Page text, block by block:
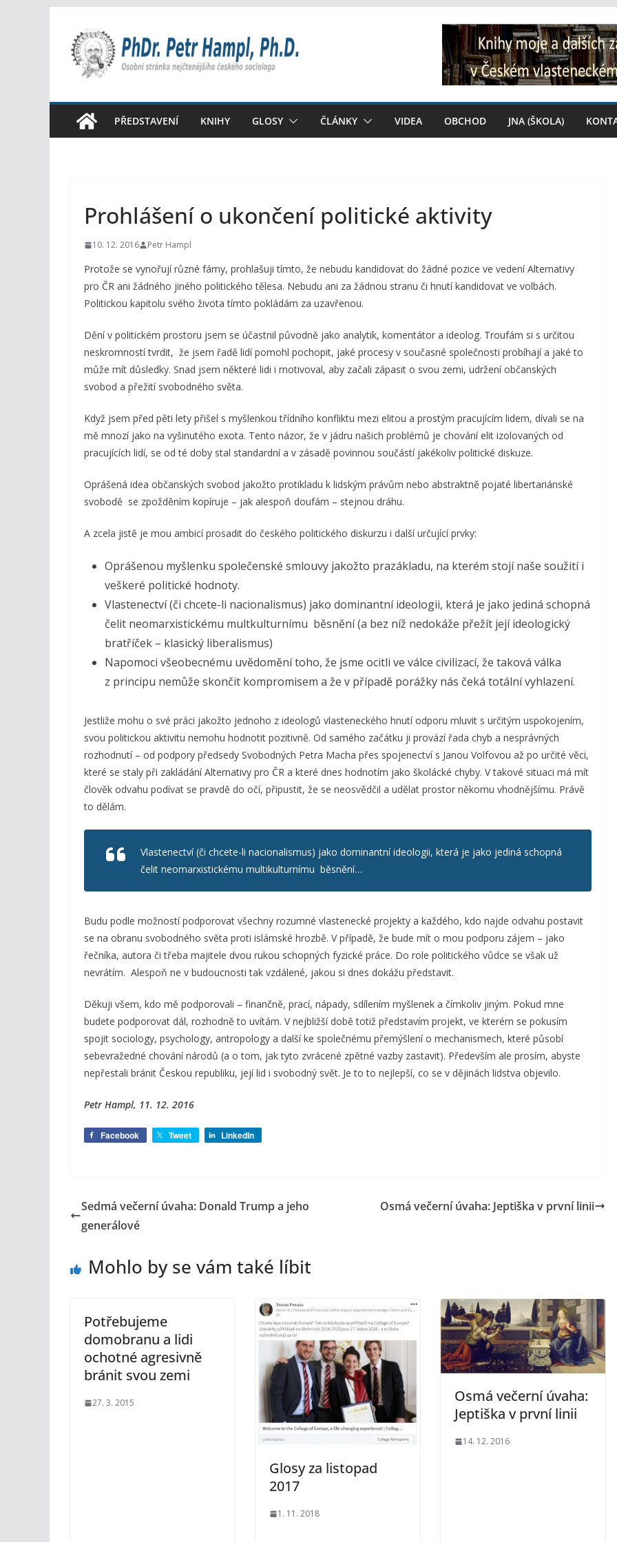
obsah
PŘEDSTAVENÍ KNIHY GLOSY ČLÁNKY VIDEA OBCHOD JNA (ŠKOLA)
Prohlášení o ukončení politické aktivity
10. 12. 2016 Petr Hampl
Protože se vynořují různé fámy, prohlašuji tímto, že nebudu kandidovat do žádné pozice ve vedení Alternativy
pro ČR ani žádného jiného politického tělesa. Nebudu ani za žádnou stranu či hnutí kandidovat ve volbách.
Politickou kapitolu svého života tímto pokládám za uzavřenou.
Dění v politickém prostoru jsem se účastnil původně jako analytik, komentátor a ideolog. Troufám si s určitou
neskromností tvrdit, že jsem řadě lidí pomohl pochopit, jaké procesy v současné společnosti probíhají a jaké to
může mít důsledky. Snad jsem některé lidi i motivoval, aby začali zápasit o svou zemi, udržení občanských
svobod a přežití svobodného světa.
Když jsem před pěti lety přišel s myšlenkou třídního konfliktu mezi elitou a prostým pracujícím lidem, dívali se na
mě mnozí jako na vyšinutého exota. Tento názor, že v jádru našich problémů je chování elit izolovaných od
pracujících lidí, se od té doby stal standardní a v zásadě povinnou součástí jakékoliv politické diskuze.
Oprášená idea občanských svobod jakožto protikladu k lidským právům nebo abstraktně pojaté libertariánské
svobodě se zpožděním kopíruje – jak alespoň doufám – stejnou dráhu.
A zcela jistě je mou ambicí prosadit do českého politického diskurzu i další určující prvky:
Oprášenou myšlenku společenské smlouvy jakožto prazákladu, na kterém stojí naše soužití i
veškeré politické hodnoty.
Vlastenectví (či chcete-li nacionalismus) jako dominantní ideologii, která je jako jediná schopná
čelit neomarxistickému multkulturnímu běsnění (a bez níž nedokáže přežít její ideologický
bratříček – klasický liberalismus)
Napomoci všeobecnému uvědomění toho, že jsme ocitli ve válce civilizací, že taková válka
z principu nemůže skončit kompromisem a že v případě porážky nás čeká totální vyhlazení.
Jestliže mohu o své práci jakožto jednoho z ideologů vlasteneckého hnutí odporu mluvit s určitým uspokojením,
svou politickou aktivitu nemohu hodnotit pozitivně. Od samého začátku ji provází řada chyb a nesprávných
rozhodnutí – od podpory předsedy Svobodných Petra Macha přes spojenectví s Janou Volfovou až po určité věci,
které se staly při zakládání Alternativy pro ČR a které dnes hodnotím jako školácké chyby. V takové situaci má mít
člověk odvahu podívat se pravdě do očí, připustit, že se neosvědčil a udělat prostor někomu vhodnějšímu. Právě
to dělám.
Vlastenectví (či chcete-li nacionalismus) jako dominantní ideologii, která je jako jediná schopná
čelit neomarxistickému multikulturnímu běsnění…
Budu podle možností podporovat všechny rozumné vlastenecké projekty a každého, kdo najde odvahu postavit
se na obranu svobodného světa proti islámské hrozbě. V případě, že bude mít o mou podporu zájem – jako
řečníka, autora či třeba majitele dvou rukou schopných fyzické práce. Do role politického vůdce se však už
nevrátím. Alespoň ne v budoucnosti tak vzdálené, jakou si dnes dokážu představit.
Děkuji všem, kdo mě podporovali – finančně, prací, nápady, sdílením myšlenek a čímkoliv jiným. Pokud mne
budete podporovat dál, rozhodně to uvítám. V nejbližší době totiž představím projekt, ve kterém se pokusím
spojit sociology, psychology, antropology a další ke společnému přemýšlení o mechanismech, které působí
sebevražedné chování národů (a o tom, jak tyto zvrácené zpětné vazby zastavit). Především ale prosím, abyste
nepřestali bránit Českou republiku, její lid i svobodný svět. Je to to nejlepší, co se v dějinách lidstva objevilo.
Petr Hampl, 11. 12. 2016
Facebook Tweet LinkedIn
Sedmá večerní úvaha: Donald Trump a jeho
generálové
Osmá večerní úvaha: Jeptiška v první linii
Mohlo by se vám také líbit
Potřebujeme
domobranu a lidi
ochotné agresivně
bránit svou zemi
27. 3. 2015
Glosy za listopad
2017
1. 11. 2018
Osmá večerní úvaha:
Jeptiška v první linii
14. 12. 2016